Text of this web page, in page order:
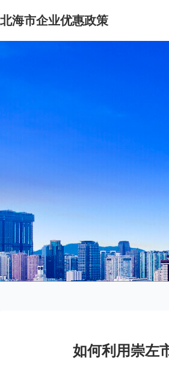
北海市企业优惠政策
如何利用崇左